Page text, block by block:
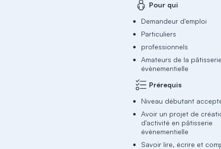
Pour qui
Demandeur d'emploi
Particuliers
professionnels
Amateurs de la
évènementielle
Prérequis
Niveau débutant
Avoir un projet de
d'activité en pâtisserie
évènementielle
Savoir lire, écrire et